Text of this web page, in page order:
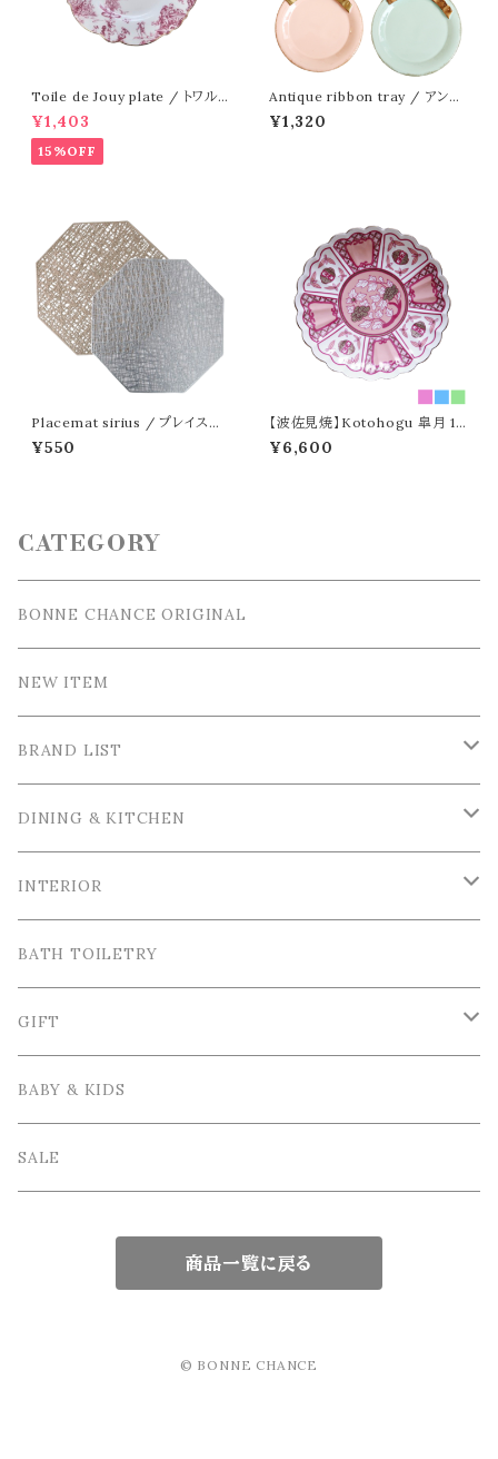
Toile de Jouy plate / トワルド
ジュイ プレート ＜ピンク＞
¥1,403
15%OFF
Antique ribbon tray / アンテ
ィーク リボン ミニトレイ
¥1,320
Placemat sirius / プレイスマ
ット シリウス
¥550
【波佐見焼】Kotohogu 皐月 15
cm
¥6,600
CATEGORY
BONNE CHANCE ORIGINAL
NEW ITEM
BRAND LIST
La Ceramica / ラ・セラミカ
Cutipol / クチポール
Bordallo Pinheiro / ボルダロ・ピニェイロ
VIRGINIA CASA / ヴィルジニア・カーサ
DINING & KITCHEN
Tableware / 食器
Tea＆Coffee cup / ティー＆コーヒーカップ
Japanese tableware / 和食器
Cutlery / カトラリー
Spoon / スプーン
Table linen / テーブルリネン
Apron / エプロン
Other / その他雑貨
INTERIOR
Tray＆Case /トレイ＆小物入れ
Photo frame / フォトフレーム
Vase / 花瓶
Interior goods / インテリア雑貨
BATH TOILETRY
GIFT
Wrapping / ラッピング
GIFT SET / ギフトセット
BABY & KIDS
SALE
商品一覧に戻る
© BONNE CHANCE